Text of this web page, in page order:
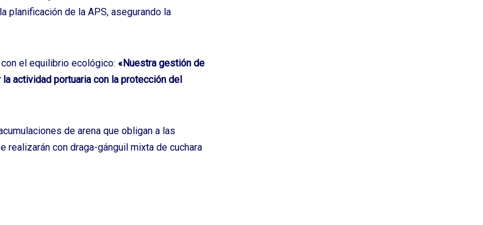
planificación de la APS, asegurando la
el equilibrio ecológico: «Nuestra gestión de
actividad portuaria con la protección del
de arena que obligan a las
con draga-gánguil mixta de cuchara